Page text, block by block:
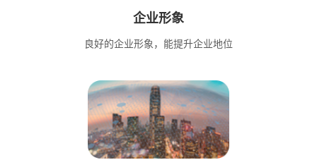
企业形象
良好的企业形象，能提升企业地位